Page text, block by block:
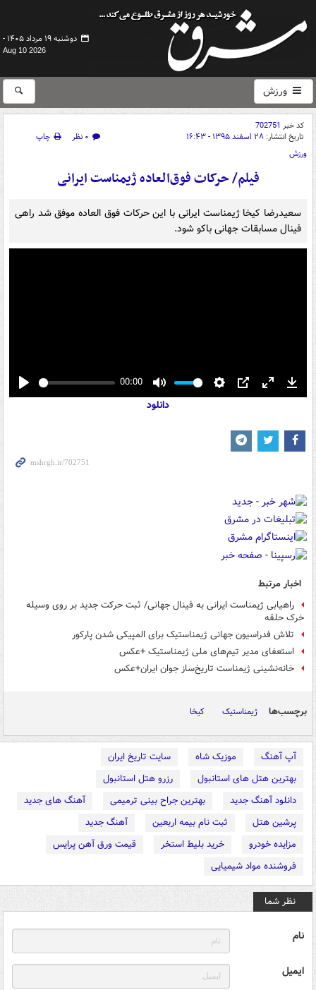
دوشنبه ۱۹ مرداد ۱۴۰۵ -
Aug 10 2026
ورزش
کد خبر 702751
تاریخ انتشار: ۲۸ اسفند ۱۳۹۵ - ۱۶:۴۳ ۰ نظر
چاپ
ورزش
فیلم/ حرکات فوق‌العاده ژیمناست ایرانی
سعیدرضا کیخا ژیمناست ایرانی با این حرکات فوق العاده موفق شد راهی
فینال مسابقات جهانی باکو شود.
Play
00:00
Mute Settings
PIP Enter
دانلود
اخبار مرتبط
راهیابی ژیمناست ایرانی به فینال جهانی/ ثبت حرکت جدید بر روی وسیله
خرک حلقه
تلاش فدراسیون جهانی ژیمناستیک برای المپیکی شدن پارکور
استعفای مدیر تیم‌های ملی ژیمناستیک +عکس
خانه‌نشینی ژیمناست تاریخ‌ساز جوان ایران‌+عکس
برچسب‌ها ژیمناستیک کیخا
آپ آهنگ موزیک شاه
سایت تاریخ ایران
بهترین هتل های استانبول
رزرو هتل استانبول
دانلود آهنگ جدید
بهترین جراح بینی ترمیمی
آهنگ های جدید
پرشین هتل
ثبت نام بیمه اربعین
آهنگ جدید
مزایده خودرو
خرید بلیط استخر
قیمت ورق آهن پرایس
فروشنده مواد شیمیایی
نظر شما
نام
ایمیل